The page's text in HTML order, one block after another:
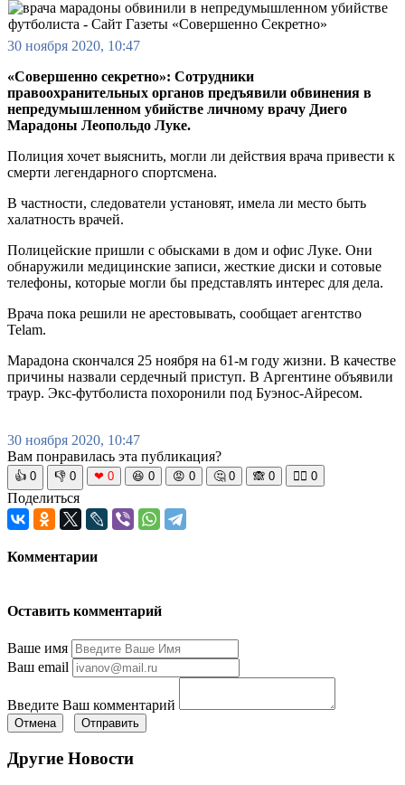
30 ноября 2020, 10:47
«Совершенно секретно»: Сотрудники
правоохранительных органов предъявили обвинения в
непредумышленном убийстве личному врачу Диего
Марадоны Леопольдо Луке.
Полиция хочет выяснить, могли ли действия врача привести к
смерти легендарного спортсмена.
В частности, следователи установят, имела ли место быть
халатность врачей.
Полицейские пришли с обысками в дом и офис Луке. Они
обнаружили медицинские записи, жесткие диски и сотовые
телефоны, которые могли бы представлять интерес для дела.
Врача пока решили не арестовывать, сообщает агентство
Telam.
Марадона скончался 25 ноября на 61-м году жизни. В качестве
причины назвали сердечный приступ. В Аргентине объявили
траур. Экс-футболиста похоронили под Буэнос-Айресом.
30 ноября 2020, 10:47
Вам понравилась эта публикация?
👍 0 👎 0 ❤ 0 😆 0 😡 0 🤔 0 🙈 0 🧘‍♀️ 0
Поделиться
Комментарии
Оставить комментарий
Ваше имя
Ваш email
Введите Ваш комментарий
Отмена Отправить
Другие Новости